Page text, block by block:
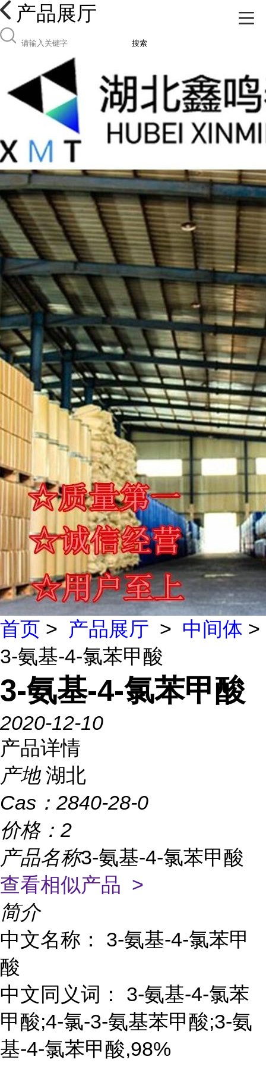
产品展厅
搜索
首页 > 产品展厅 > 中间体 >
3-氨基-4-氯苯甲酸
3-氨基-4-氯苯甲酸
2020-12-10
产品详情
产地 湖北
Cas： 2840-28-0
价格： 2
产品名称3-氨基-4-氯苯甲酸
查看相似产品 >
简介
中文名称： 3-氨基-4-氯苯甲
酸
中文同义词： 3-氨基-4-氯苯
甲酸;4-氯-3-氨基苯甲酸;3-氨
基-4-氯苯甲酸,98%